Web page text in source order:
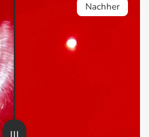
Nachher